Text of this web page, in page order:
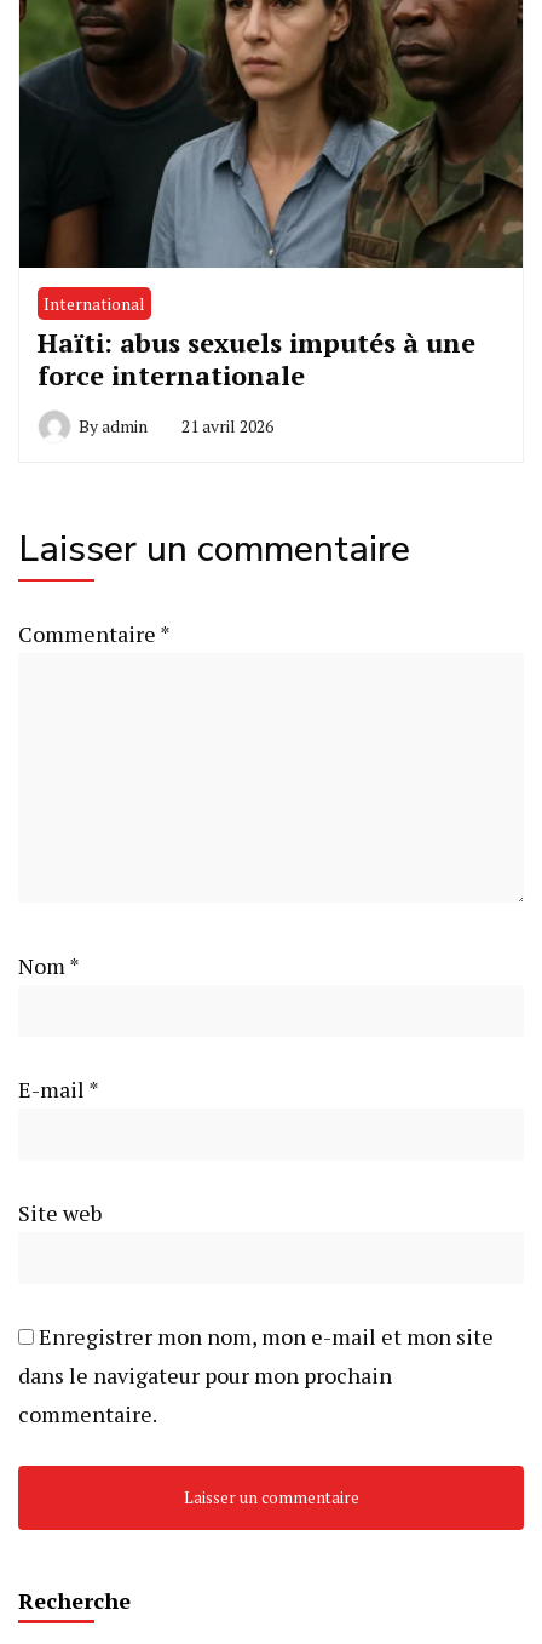
International
Haïti: abus sexuels imputés à une
force internationale
Byadmin 21 avril 2026
Laisser un commentaire
Commentaire *
Nom *
E-mail *
Site web
Enregistrer mon nom, mon e-mail et mon site
dans le navigateur pour mon prochain
commentaire.
Recherche